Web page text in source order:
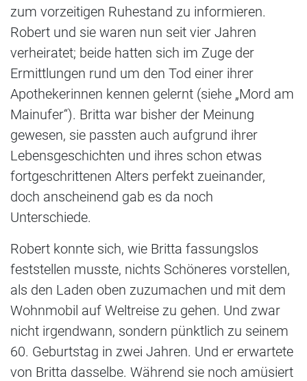
zum vorzeitigen Ruhestand zu informieren.
Robert und sie waren nun seit vier Jahren
verheiratet; beide hatten sich im Zuge der
Ermittlungen rund um den Tod einer ihrer
Apothekerinnen kennen gelernt (siehe „Mord am
Mainufer“). Britta war bisher der Meinung
gewesen, sie passten auch aufgrund ihrer
Lebensgeschichten und ihres schon etwas
fortgeschrittenen Alters perfekt zueinander,
doch anscheinend gab es da noch
Unterschiede.
Robert konnte sich, wie Britta fassungslos
feststellen musste, nichts Schöneres vorstellen,
als den Laden oben zuzumachen und mit dem
Wohnmobil auf Weltreise zu gehen. Und zwar
nicht irgendwann, sondern pünktlich zu seinem
60. Geburtstag in zwei Jahren. Und er erwartete
von Britta dasselbe. Während sie noch amüsiert